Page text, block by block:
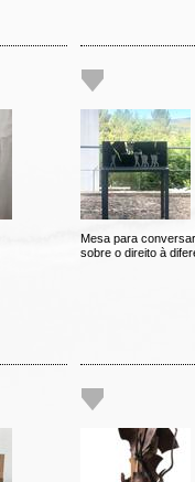
Mesa para conversar
sobre o direito à